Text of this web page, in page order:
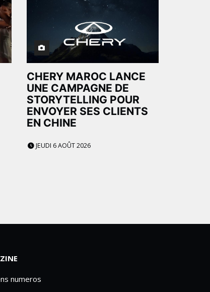
CHERY MAROC LANCE
UNE CAMPAGNE DE
STORYTELLING POUR
ENVOYER SES CLIENTS
EN CHINE
JEUDI 6 AOÛT 2026
numeros